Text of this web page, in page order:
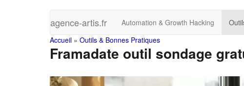
agence-artis.fr Automation & Growth Hacking
You
are
here
Accueil » Outils & Bonnes Pratiques
Framadate outil sondage